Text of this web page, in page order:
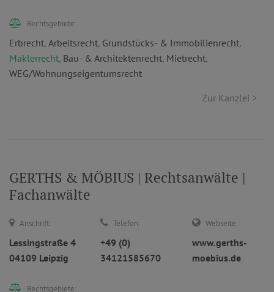
Rechtsgebiete:
Erbrecht, Arbeitsrecht, Grundstücks- & Immobilienrecht,
Maklerrecht, Bau- & Architektenrecht, Mietrecht,
WEG/Wohnungseigentumsrecht
Zur Kanzlei >
GERTHS & MÖBIUS | Rechtsanwälte |
Fachanwälte
Anschrift:
Lessingstraße 4
04109 Leipzig
Telefon:
+49 (0)
34121585670
Webseite:
www.gerths-
moebius.de
Rechtsgebiete: